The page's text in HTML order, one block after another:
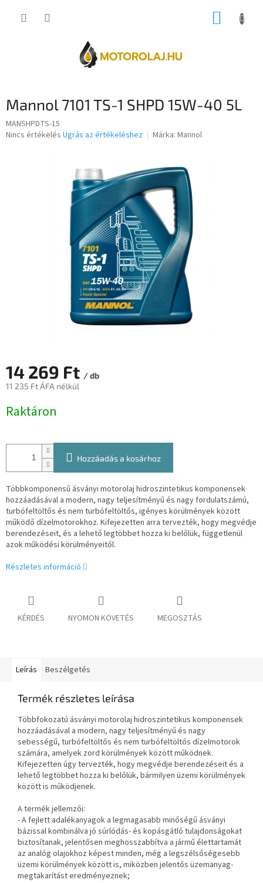
KOSÁR
Mannol 7101 TS-1 SHPD 15W-40 5L
MANSHPDTS-15
A
Nincs értékelés Ugrás az értékeléshez Márka: Mannol
14 269 Ft / db
11 235 Ft ÁFA nélkül
Raktáron
Hozzáadás a kosárhoz
Többkomponensű ásványi motorolaj hidroszintetikus komponensek
hozzáadásával a modern, nagy teljesítményű és nagy fordulatszámú,
turbófeltöltős és nem turbófeltöltős, igényes körülmények között
működő dízelmotorokhoz. Kifejezetten arra tervezték, hogy megvédje
berendezéseit, és a lehető legtöbbet hozza ki belőlük, függetlenül
azok működési körülményeitől.
Részletes információ
KÉRDÉS NYOMON KÖVETÉS MEGOSZTÁS
Leírás Beszélgetés
Termék részletes leírása
Többfokozatú ásványi motorolaj hidroszintetikus komponensek
hozzáadásával a modern, nagy teljesítményű és nagy
sebességű, turbófeltöltős és nem turbófeltöltős dízelmotorok
számára, amelyek zord körülmények között működnek.
Kifejezetten úgy tervezték, hogy megvédje berendezéseit és a
lehető legtöbbet hozza ki belőlük, bármilyen üzemi körülmények
között is működjenek.
A termék jellemzői:
- A fejlett adalékanyagok a legmagasabb minőségű ásványi
bázissal kombinálva jó súrlódás- és kopásgátló tulajdonságokat
biztosítanak, jelentősen meghosszabbítva a jármű élettartamát
az analóg olajokhoz képest minden, még a legszélsőségesebb
üzemi körülmények között is, miközben jelentős üzemanyag-
megtakarítást eredményeznek;